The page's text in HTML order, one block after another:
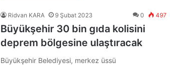
Ridvan KARA 9 Şubat 2023 0 497
Büyükşehir 30 bin gıda kolisini
deprem bölgesine ulaştıracak
Büyükşehir Belediyesi, merkez üssü